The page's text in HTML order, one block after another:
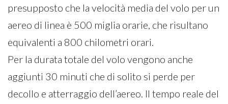
presupposto che la velocità media del volo per un
aereo di linea è 500 miglia orarie, che risultano
equivalenti a 800 chilometri orari.
Per la durata totale del volo vengono anche
aggiunti 30 minuti che di solito si perde per
decollo e atterraggio dell’aereo. Il tempo reale del